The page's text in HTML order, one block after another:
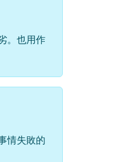
。也用作
情失敗的